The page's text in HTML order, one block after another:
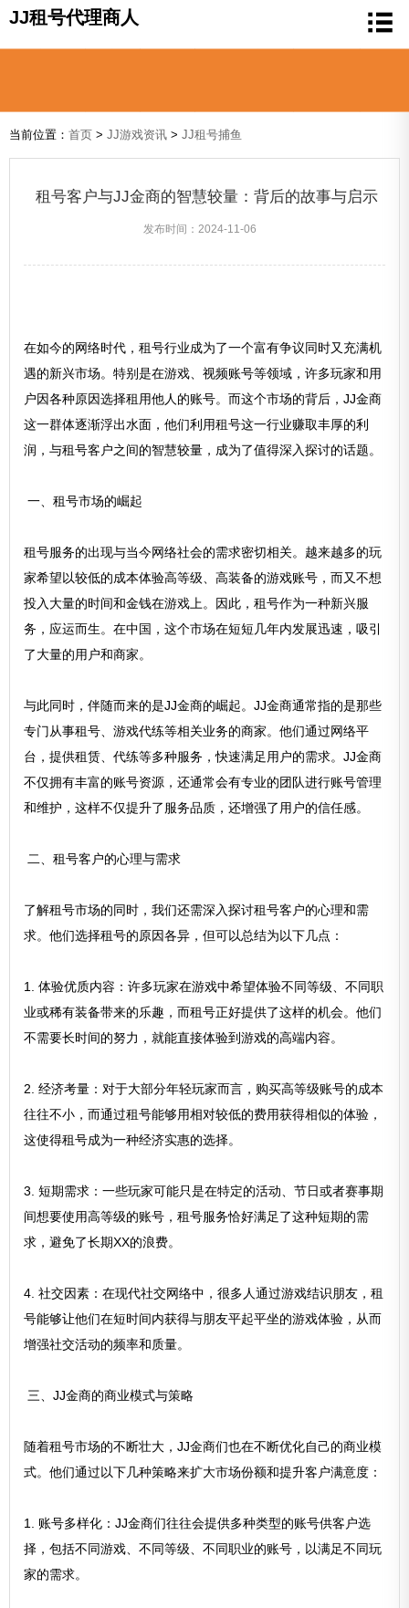
JJ租号代理商人
当前位置： 首页 > JJ游戏资讯 > JJ租号捕鱼
租号客户与JJ金商的智慧较量：背后的故事与启示
发布时间：2024-11-06
在如今的网络时代，租号行业成为了一个富有争议同时又充满机
遇的新兴市场。特别是在游戏、视频账号等领域，许多玩家和用
户因各种原因选择租用他人的账号。而这个市场的背后，JJ金商
这一群体逐渐浮出水面，他们利用租号这一行业赚取丰厚的利
润，与租号客户之间的智慧较量，成为了值得深入探讨的话题。
一、租号市场的崛起
租号服务的出现与当今网络社会的需求密切相关。越来越多的玩
家希望以较低的成本体验高等级、高装备的游戏账号，而又不想
投入大量的时间和金钱在游戏上。因此，租号作为一种新兴服
务，应运而生。在中国，这个市场在短短几年内发展迅速，吸引
了大量的用户和商家。
与此同时，伴随而来的是JJ金商的崛起。JJ金商通常指的是那些
专门从事租号、游戏代练等相关业务的商家。他们通过网络平
台，提供租赁、代练等多种服务，快速满足用户的需求。JJ金商
不仅拥有丰富的账号资源，还通常会有专业的团队进行账号管理
和维护，这样不仅提升了服务品质，还增强了用户的信任感。
二、租号客户的心理与需求
了解租号市场的同时，我们还需深入探讨租号客户的心理和需
求。他们选择租号的原因各异，但可以总结为以下几点：
1. 体验优质内容：许多玩家在游戏中希望体验不同等级、不同职
业或稀有装备带来的乐趣，而租号正好提供了这样的机会。他们
不需要长时间的努力，就能直接体验到游戏的高端内容。
2. 经济考量：对于大部分年轻玩家而言，购买高等级账号的成本
往往不小，而通过租号能够用相对较低的费用获得相似的体验，
这使得租号成为一种经济实惠的选择。
3. 短期需求：一些玩家可能只是在特定的活动、节日或者赛事期
间想要使用高等级的账号，租号服务恰好满足了这种短期的需
求，避免了长期XX的浪费。
4. 社交因素：在现代社交网络中，很多人通过游戏结识朋友，租
号能够让他们在短时间内获得与朋友平起平坐的游戏体验，从而
增强社交活动的频率和质量。
三、JJ金商的商业模式与策略
随着租号市场的不断壮大，JJ金商们也在不断优化自己的商业模
式。他们通过以下几种策略来扩大市场份额和提升客户满意度：
1. 账号多样化：JJ金商们往往会提供多种类型的账号供客户选
择，包括不同游戏、不同等级、不同职业的账号，以满足不同玩
家的需求。